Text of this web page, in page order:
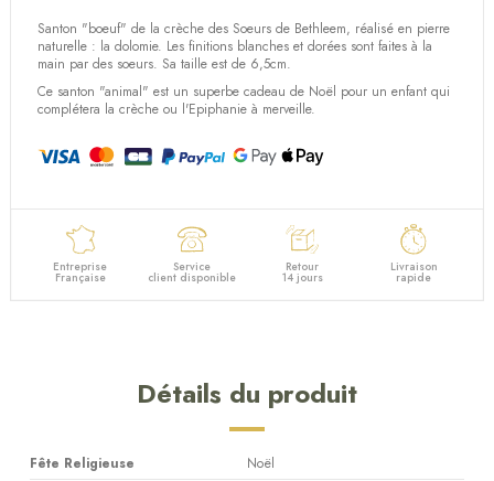
Santon "boeuf" de la crèche des Soeurs de Bethleem, réalisé en pierre
naturelle : la dolomie. Les finitions blanches et dorées sont faites à la
main par des soeurs. Sa taille est de 6,5cm.
Ce santon "animal" est un superbe cadeau de Noël pour un enfant qui
complétera la crèche ou l'Epiphanie à merveille.
Entreprise
Française
Service
client disponible
Retour
14 jours
Livraison
rapide
Détails du produit
Fête Religieuse
Noël